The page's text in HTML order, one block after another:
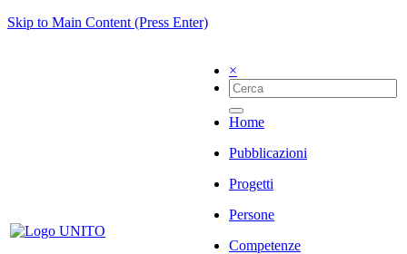
Skip to Main Content (Press Enter)
×
Home
Pubblicazioni
Progetti
Persone
Competenze